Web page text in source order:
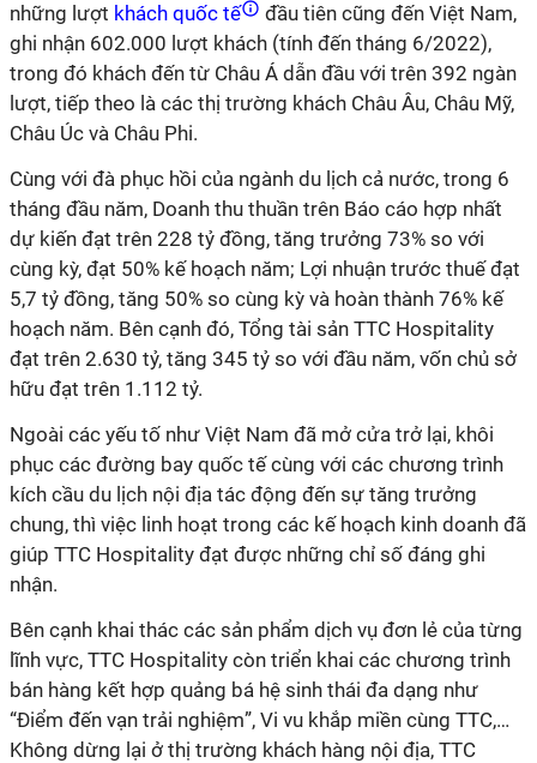
những lượt khách quốc tế
đầu tiên cũng đến Việt Nam,
ghi nhận 602.000 lượt khách (tính đến tháng 6/2022),
trong đó khách đến từ Châu Á dẫn đầu với trên 392 ngàn
lượt, tiếp theo là các thị trường khách Châu Âu, Châu Mỹ,
Châu Úc và Châu Phi.
Cùng với đà phục hồi của ngành du lịch cả nước, trong 6
tháng đầu năm, Doanh thu thuần trên Báo cáo hợp nhất
dự kiến đạt trên 228 tỷ đồng, tăng trưởng 73% so với
cùng kỳ, đạt 50% kế hoạch năm; Lợi nhuận trước thuế đạt
5,7 tỷ đồng, tăng 50% so cùng kỳ và hoàn thành 76% kế
hoạch năm. Bên cạnh đó, Tổng tài sản TTC Hospitality
đạt trên 2.630 tỷ, tăng 345 tỷ so với đầu năm, vốn chủ sở
hữu đạt trên 1.112 tỷ.
Ngoài các yếu tố như Việt Nam đã mở cửa trở lại, khôi
phục các đường bay quốc tế cùng với các chương trình
kích cầu du lịch nội địa tác động đến sự tăng trưởng
chung, thì việc linh hoạt trong các kế hoạch kinh doanh đã
giúp TTC Hospitality đạt được những chỉ số đáng ghi
nhận.
Bên cạnh khai thác các sản phẩm dịch vụ đơn lẻ của từng
lĩnh vực, TTC Hospitality còn triển khai các chương trình
bán hàng kết hợp quảng bá hệ sinh thái đa dạng như
“Điểm đến vạn trải nghiệm”, Vi vu khắp miền cùng TTC,…
Không dừng lại ở thị trường khách hàng nội địa, TTC